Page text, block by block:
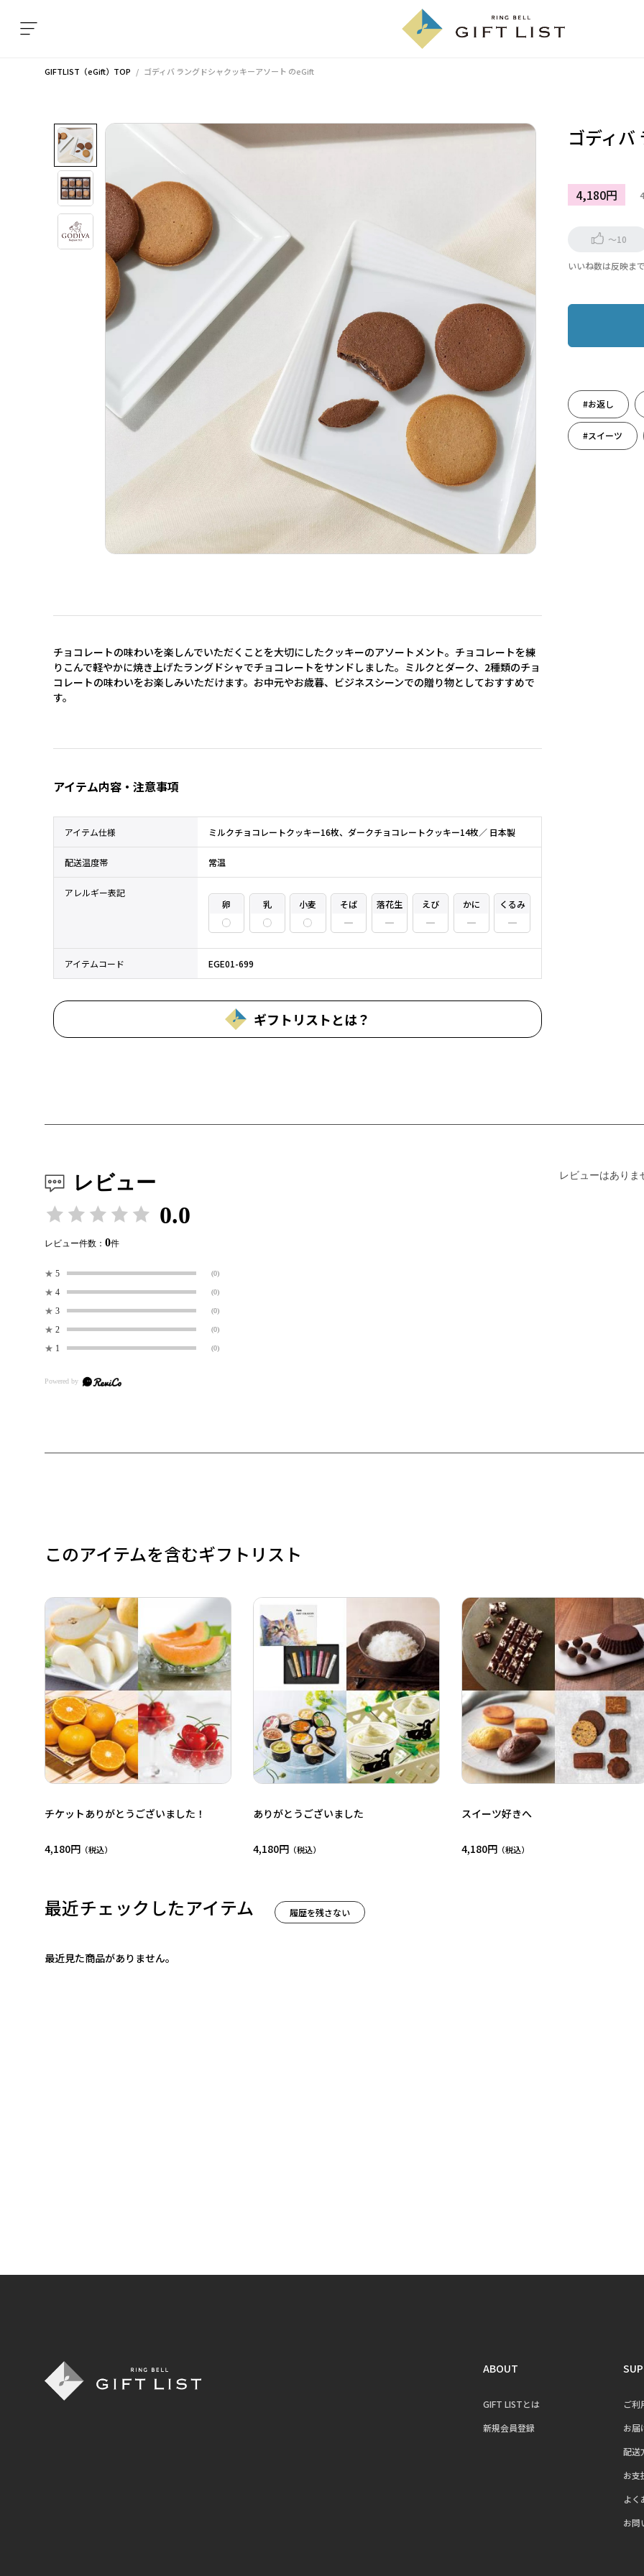
GIFTLIST（eGift）TOP ゴディバ ラングドシャクッキーアソート のeGift
チョコレートの味わいを楽しんでいただくことを大切にしたクッキーのアソートメント。チョコレートを練
りこんで軽やかに焼き上げたラングドシャでチョコレートをサンドしました。ミルクとダーク、2種類のチョ
コレートの味わいをお楽しみいただけます。お中元やお歳暮、ビジネスシーンでの贈り物としておすすめで
す。
アイテム内容・注意事項
アイテム仕様 ミルクチョコレートクッキー16枚、ダークチョコレートクッキー14枚／ 日本製
配送温度帯 常温
アレルギー表記
卵
乳 小麦 そば 落花生 えび かに くるみ
アイテムコード EGE01-699
ギフトリストとは？
ゴディバ
4,180円
～10
いいね数は反映ま
#お返し
#スイーツ
レビュー
0.0
レビュー件数： 0件
★ 5 (0)
★ 4 (0)
★ 3 (0)
★ 2 (0)
★ 1 (0)
レビューはありま
このアイテムを含むギフトリスト
チケットありがとうございました！
4,180円
ありがとうございました
4,180円
スイーツ好きへ
4,180円
最近チェックしたアイテム
最近見た商品がありません。
履歴を残さない
ABOUT
GIFT LISTとは
新規会員登録
ご利
お届
配送
お支
よく
お問